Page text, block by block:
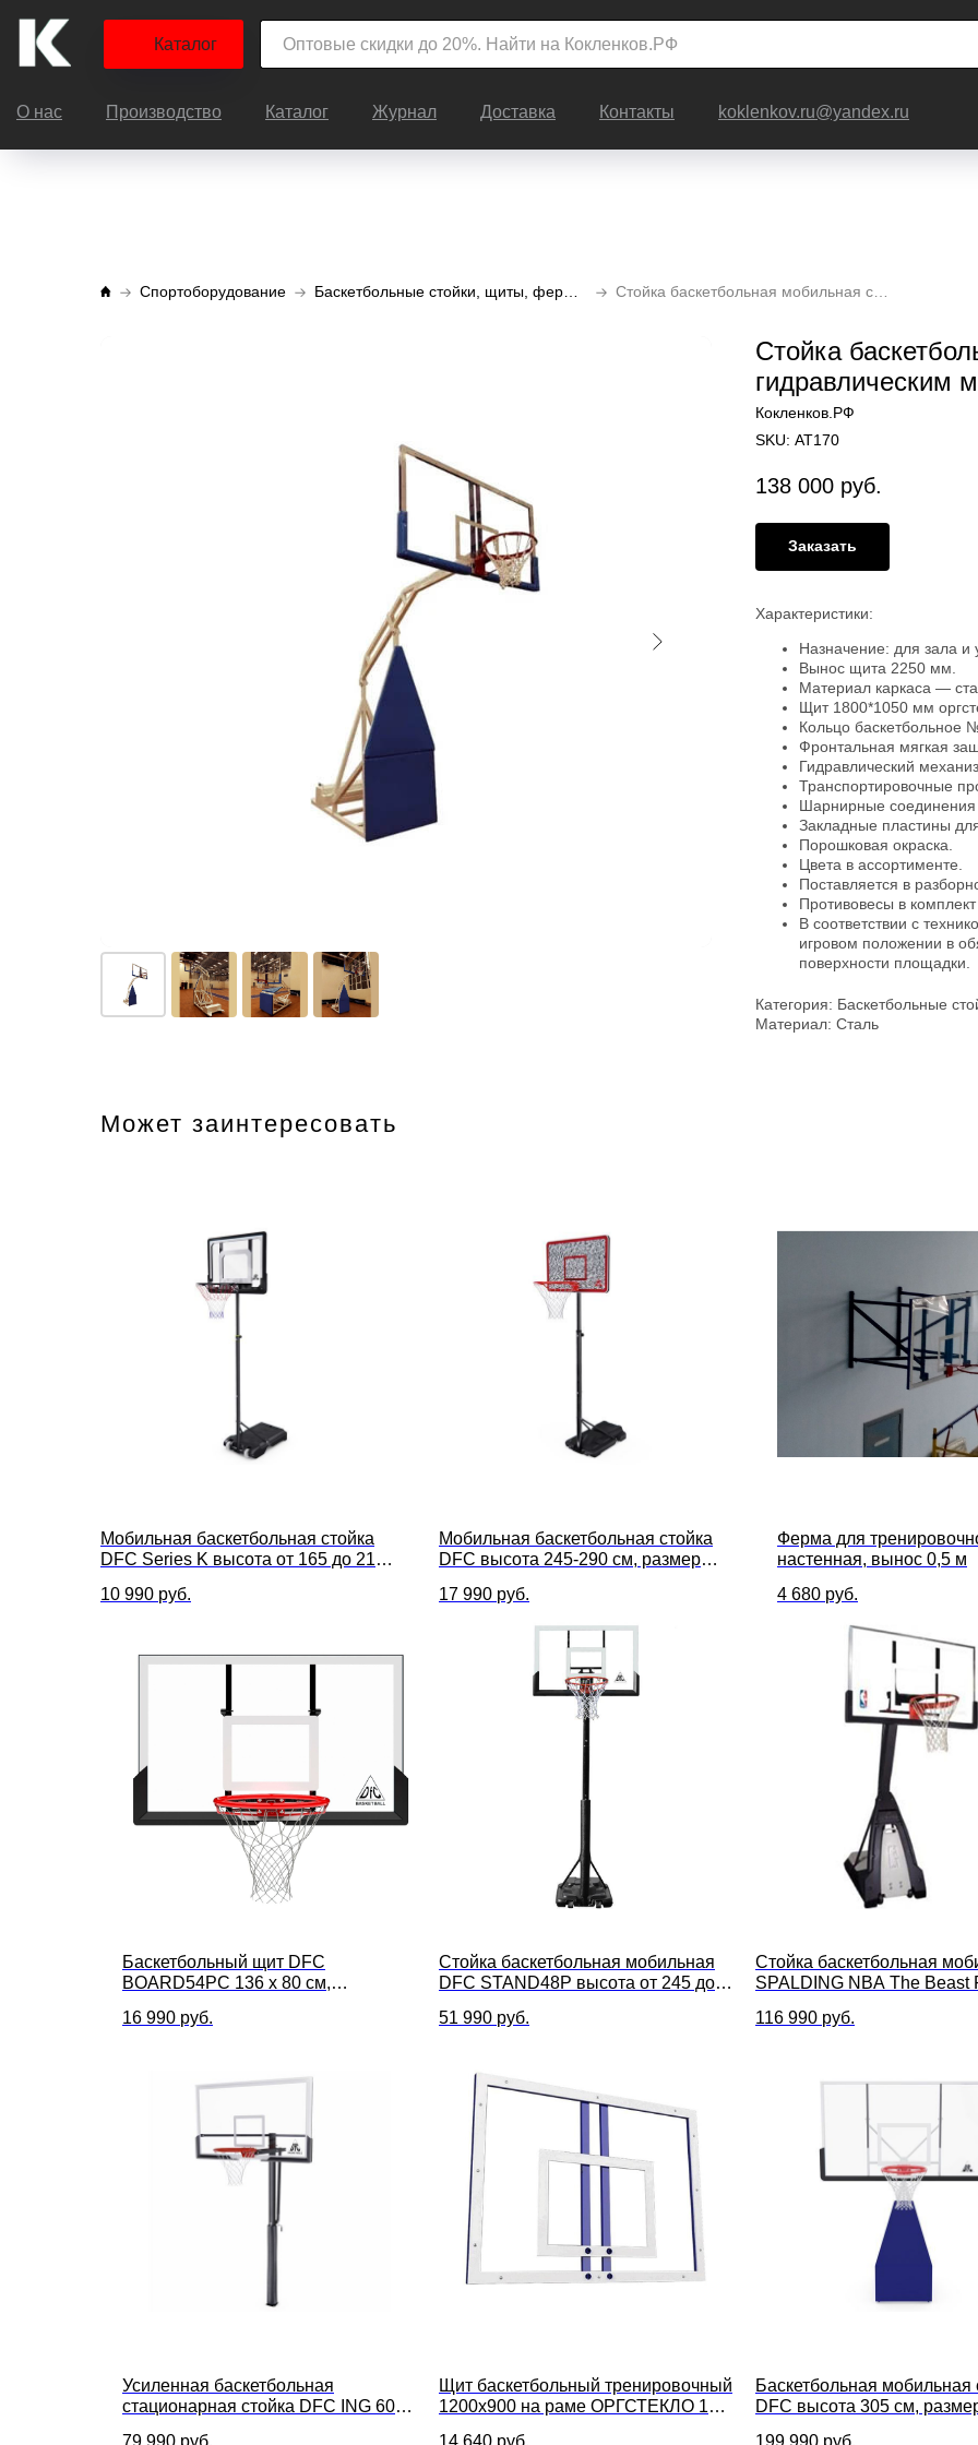
Каталог
О нас Производство Каталог Журнал Доставка Контакты koklenkov.ru@yandex.ru
Спортоборудование
Стойка
гидравлическим
Кокленков.РФ
SKU: АТ170
138 000 руб.
Заказать
Характеристики:
Назначение: для зала и
Вынос щита 2250 мм.
Материал каркаса —
Щит 1800*1050 мм
Кольцо баскетбольное
Фронтальная мягкая
Гидравлический
Транспортировочные
Шарнирные соединения
Закладные пластины
Порошковая окраска.
Цвета в ассортименте.
Поставляется в
Противовесы в
В соответствии с
игровом положении в
поверхности площадки.
Категория: Баскетбольные
Материал: Сталь
Может заинтересовать
Мобильная баскетбольная стойка
DFC Series K высота от 165 до 215
10 990 руб.
Мобильная баскетбольная стойка
DFC высота 245-290 см, размер
17 990 руб.
Ферма для
настенная, вынос 0,5 м
4 680 руб.
Баскетбольный щит DFC
BOARD54PC 136 x 80 см,
16 990 руб.
Стойка баскетбольная мобильная
DFC STAND48P высота от 245 до
51 990 руб.
Стойка баскетбольная
SPALDING NBA The Beast
щита 152,4 x 91,4 см
116 990 руб.
Усиленная баскетбольная
стационарная стойка DFC ING 60",
79 990 руб.
Щит баскетбольный тренировочный
1200х900 на раме ОРГСТЕКЛО 10
14 640 руб.
Баскетбольная мобильная
DFC высота 305 см,
199 990 руб.